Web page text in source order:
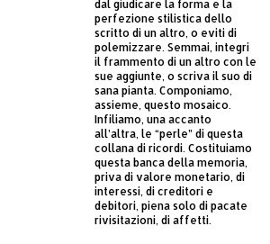
dal giudicare la forma e la
perfezione stilistica dello
scritto di un altro, o eviti di
polemizzare. Semmai, integri
il frammento di un altro con le
sue aggiunte, o scriva il suo di
sana pianta. Componiamo,
assieme, questo mosaico.
Infiliamo, una accanto
all’altra, le “perle” di questa
collana di ricordi. Costituiamo
questa banca della memoria,
priva di valore monetario, di
interessi, di creditori e
debitori, piena solo di pacate
rivisitazioni, di affetti.